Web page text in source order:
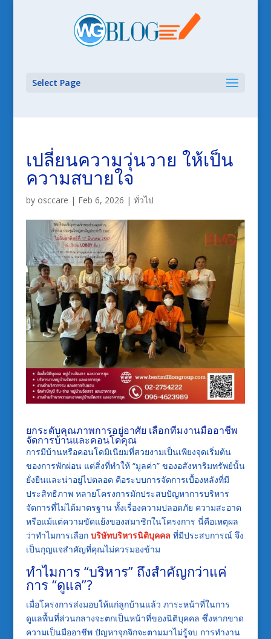
Select Page
เปลี่ยนความวุ่นวาย ให้เป็น
ความสบายใจ
by osccare | Feb 6, 2026 | ทั่วไป
ยกระดับคุณภาพการอยู่อาศัย เลือกทีมงานมืออาชีพ
จัดการบ้านและคอนโดคุณ
การมีบ้านหรือคอนโดมิเนียมที่สวยงามเป็นเพียงจุดเริ่มต้น
ของการพักผ่อน แต่สิ่งที่ทำให้ “มูลค่า” ของอสังหาริมทรัพย์นั้น
ยั่งยืนและน่าอยู่ไปตลอด คือระบบการจัดการเบื้องหลังที่มี
ประสิทธิภาพ หลายโครงการมักประสบปัญหาการบริหาร
จัดการที่ไม่ได้มาตรฐาน ทั้งเรื่องความปลอดภัย ความสะอาด
หรือแม้แต่ความขัดแย้งของสมาชิกในโครงการ นี่คือเหตุผล
ว่าทำไมการเลือก บริษัทบริหารนิติบุคคล ที่มีประสบการณ์ จึง
เป็นกุญแจสำคัญที่คุณไม่ควรมองข้าม
ทำไมการ “บริหาร” ถึงสำคัญกว่าแค่
การ “ดูแล”?
เมื่อโครงการส่งมอบให้แก่ลูกบ้านแล้ว ภาระหน้าที่ในการ
ดูแลพื้นที่ส่วนกลางจะตกเป็นหน้าที่ของนิติบุคคล ซึ่งหากขาด
ความเป็นมืออาชีพ ปัญหาจุกจิกจะตามมาไม่รู้จบ การทำงาน